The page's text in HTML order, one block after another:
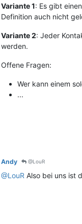
Variante 1: Es gibt
Definition auch nicht
Variante 2: Jeder
werden.
Offene Fragen:
Wer kann einem
...
Andy @LouR
@LouR Also bei uns ist